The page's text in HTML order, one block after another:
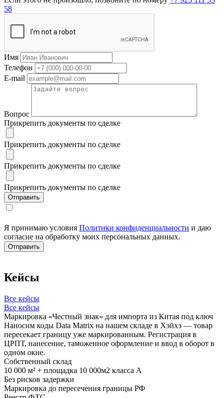
58
Имя
Телефон
E-mail
Вопрос
Прикрепить документы по сделке
Прикрепить документы по сделке
Прикрепить документы по сделке
Прикрепить документы по сделке
Я принимаю условия Политики конфиденциальности и даю
согласие на обработку моих персональных данных.
Кейсы
Все кейсы
Все кейсы
Маркировка «Честный знак» для импорта из Китая под ключ
Наносим коды Data Matrix на нашем складе в Хэйхэ — товар
пересекает границу уже маркированным. Регистрация в
ЦРПТ, нанесение, таможенное оформление и ввод в оборот в
одном окне.
Собственный склад
10 000 м² + площадка 10 000м2 класса А
Без рисков задержки
Маркировка до пересечения границы РФ